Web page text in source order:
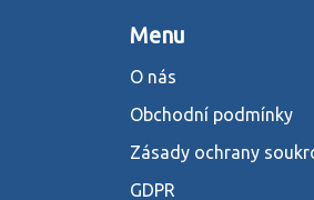
Menu
O nás
Obchodní podmínky
Zásady ochrany
GDPR